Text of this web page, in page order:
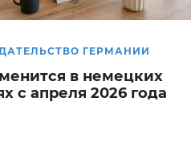
ГЕРМАНИИ
в немецких
с апреля 2026 года